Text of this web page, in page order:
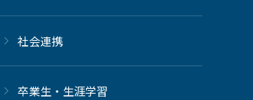
社会連携
卒業生・生涯学習